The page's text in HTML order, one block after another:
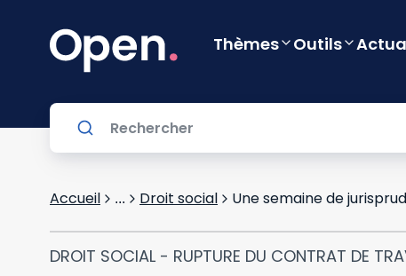
Thèmes Outils
Accueil ... Droit social Une semaine de
DROIT SOCIAL - RUPTURE DU CONTRAT DE